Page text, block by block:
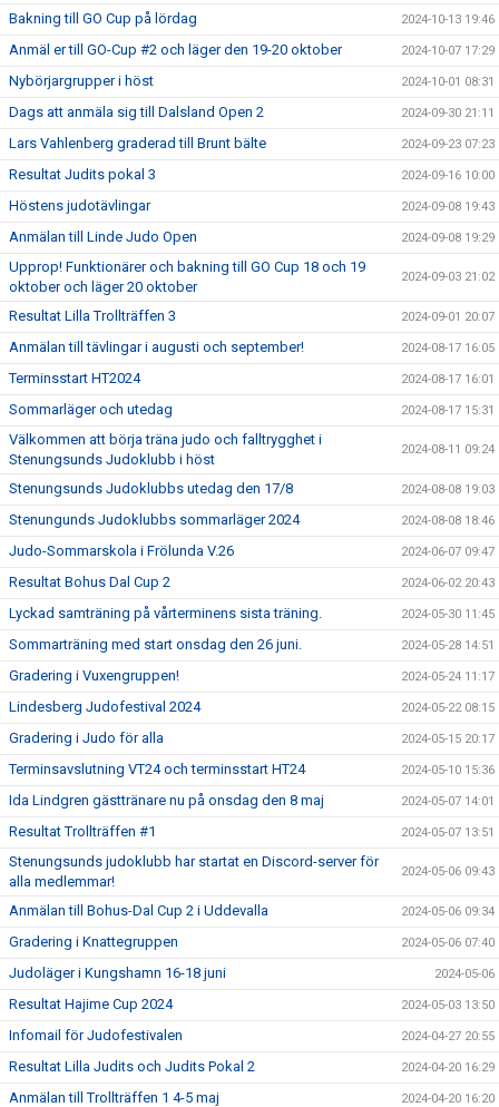
Bakning till GO Cup på lördag 2024-10-13 19:46
Anmäl er till GO-Cup #2 och läger den 19-20 oktober 2024-10-07 17:29
Nybörjargrupper i höst 2024-10-01 08:31
Dags att anmäla sig till Dalsland Open 2 2024-09-30 21:11
Lars Vahlenberg graderad till Brunt bälte 2024-09-23 07:23
Resultat Judits pokal 3 2024-09-16 10:00
Höstens judotävlingar 2024-09-08 19:43
Anmälan till Linde Judo Open 2024-09-08 19:29
Upprop! Funktionärer och bakning till GO Cup 18 och 19
oktober och läger 20 oktober
2024-09-03 21:02
Resultat Lilla Trollträffen 3 2024-09-01 20:07
Anmälan till tävlingar i augusti och september! 2024-08-17 16:05
Terminsstart HT2024 2024-08-17 16:01
Sommarläger och utedag 2024-08-17 15:31
Välkommen att börja träna judo och falltrygghet i
Stenungsunds Judoklubb i höst
2024-08-11 09:24
Stenungsunds Judoklubbs utedag den 17/8 2024-08-08 19:03
Stenungunds Judoklubbs sommarläger 2024 2024-08-08 18:46
Judo-Sommarskola i Frölunda V.26 2024-06-07 09:47
Resultat Bohus Dal Cup 2 2024-06-02 20:43
Lyckad samträning på vårterminens sista träning. 2024-05-30 11:45
Sommarträning med start onsdag den 26 juni. 2024-05-28 14:51
Gradering i Vuxengruppen! 2024-05-24 11:17
Lindesberg Judofestival 2024 2024-05-22 08:15
Gradering i Judo för alla 2024-05-15 20:17
Terminsavslutning VT24 och terminsstart HT24 2024-05-10 15:36
Ida Lindgren gästtränare nu på onsdag den 8 maj 2024-05-07 14:01
Resultat Trollträffen #1 2024-05-07 13:51
Stenungsunds judoklubb har startat en Discord-server för
alla medlemmar!
2024-05-06 09:43
Anmälan till Bohus-Dal Cup 2 i Uddevalla 2024-05-06 09:34
Gradering i Knattegruppen 2024-05-06 07:40
Judoläger i Kungshamn 16-18 juni 2024-05-06
Resultat Hajime Cup 2024 2024-05-03 13:50
Infomail för Judofestivalen 2024-04-27 20:55
Resultat Lilla Judits och Judits Pokal 2 2024-04-20 16:29
Anmälan till Trollträffen 1 4-5 maj 2024-04-20 16:20